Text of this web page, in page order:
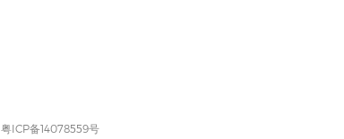
粤ICP备14078559号